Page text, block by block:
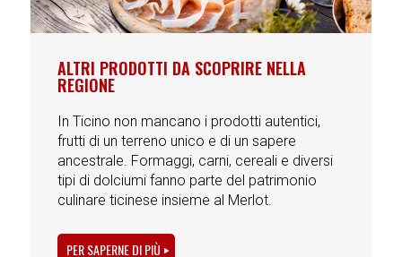
ALTRI PRODOTTI DA SCOPRIRE NELLA
REGIONE
In Ticino non mancano i prodotti autentici,
frutti di un terreno unico e di un sapere
ancestrale. Formaggi, carni, cereali e diversi
tipi di dolciumi fanno parte del patrimonio
culinare ticinese insieme al Merlot.
PER SAPERNE DI PIÙ